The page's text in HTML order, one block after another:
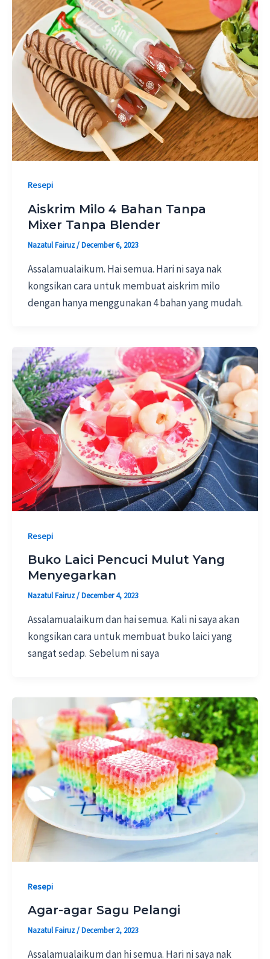
Resepi
Aiskrim Milo 4 Bahan Tanpa
Mixer Tanpa Blender
Nazatul Fairuz/December 6, 2023
Assalamualaikum. Hai semua. Hari ni saya nak
kongsikan cara untuk membuat aiskrim milo
dengan hanya menggunakan 4 bahan yang mudah.
Resepi
Buko Laici Pencuci Mulut Yang
Menyegarkan
Nazatul Fairuz/December 4, 2023
Assalamualaikum dan hai semua. Kali ni saya akan
kongsikan cara untuk membuat buko laici yang
sangat sedap. Sebelum ni saya
Resepi
Agar-agar Sagu Pelangi
Nazatul Fairuz/December 2, 2023
Assalamualaikum dan hi semua. Hari ni saya nak